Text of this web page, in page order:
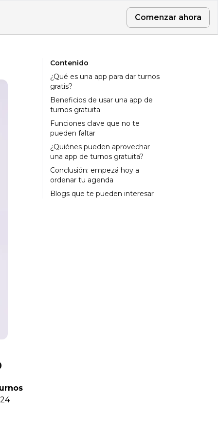
Comenzar ahora
Contenido
¿Qué es una app para dar turnos
gratis?
Beneficios de usar una app de
turnos gratuita
Funciones clave que no te
pueden faltar
¿Quiénes pueden aprovechar
una app de turnos gratuita?
Conclusión: empezá hoy a
ordenar tu agenda
Blogs que te pueden interesar